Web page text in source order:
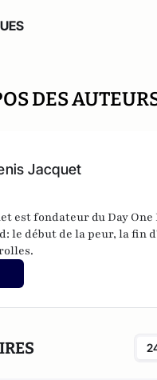
DES
Jacquet
est fondateur du Day
le début de la peur, la fin